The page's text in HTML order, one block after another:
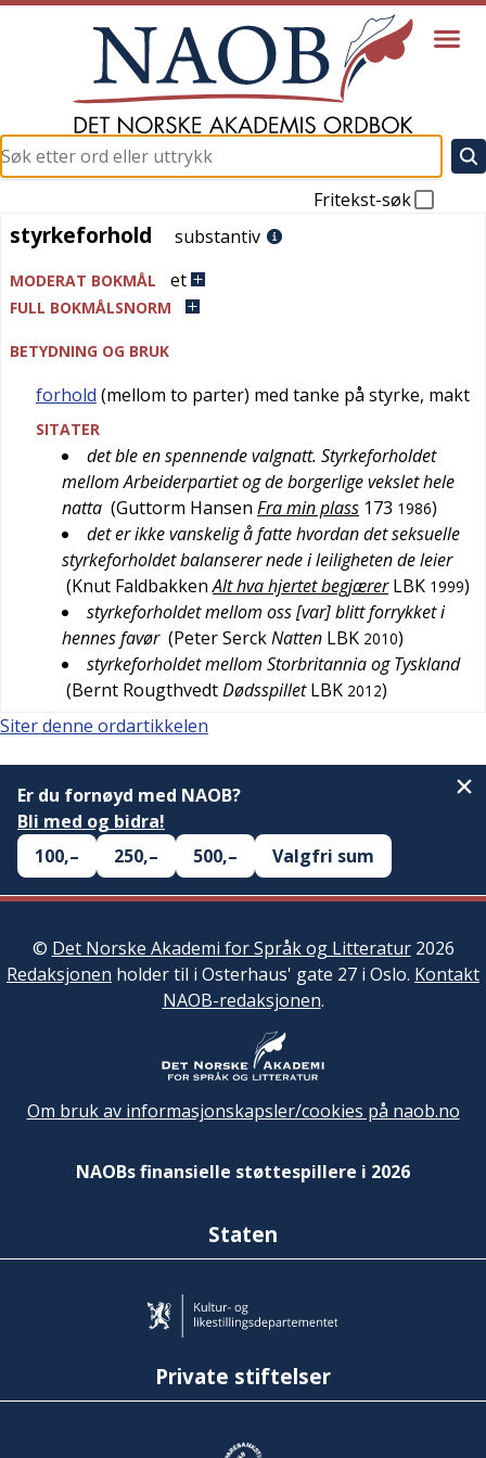
Fritekst-søk
styrkeforhold
styrkeforhold substantiv
MODERAT BOKMÅL et
FULL BOKMÅLSNORM
BETYDNING OG BRUK
forhold (mellom to parter) med tanke på styrke, makt
SITATER
det ble en spennende valgnatt. Styrkeforholdet
mellom Arbeiderpartiet og de borgerlige vekslet hele
natta (Guttorm Hansen Fra min plass 173 1986)
det er ikke vanskelig å fatte hvordan det seksuelle
styrkeforholdet balanserer nede i leiligheten de leier
(Knut Faldbakken Alt hva hjertet begjærer LBK 1999)
styrkeforholdet mellom oss [var] blitt forrykket i
hennes favør (Peter SerckNatten LBK 2010)
styrkeforholdet mellom Storbritannia og Tyskland
(Bernt RougthvedtDødsspillet LBK 2012)
Siter denne ordartikkelen
Er du fornøyd med NAOB?
Bli med og bidra!
100,–
250,– 500,– Valgfri sum
© Det Norske Akademi for Språk og Litteratur2026
Redaksjonen holder til i Osterhaus' gate 27 i Oslo. Kontakt
NAOB-redaksjonen.
Om bruk av informasjonskapsler/cookies på naob.no
NAOBs finansielle støttespillere i 2026
Staten
Private stiftelser